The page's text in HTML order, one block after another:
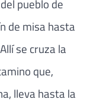
pueblo de
de misa hasta
se cruza la
que,
lleva hasta la